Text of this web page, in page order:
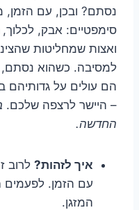
נסתם? ובכן, עם הזמן,
סימפטיים: אבק,
ואצות שמחליטות
למסיבה. כשהוא נסתם,
הם עולים על גדותיהם
– היישר לרצפה שלכם.
החדשה.
איך לזהות? לרוב
עם הזמן. לפעמים
המזגן.